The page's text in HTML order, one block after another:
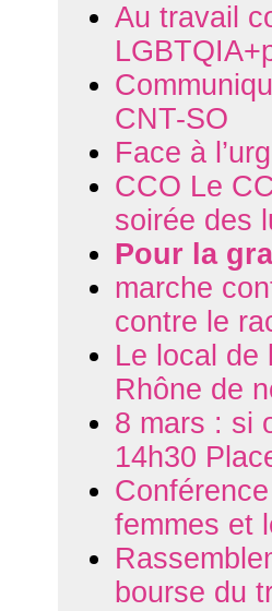
Au travail
CNT-SO
Face à
CCO Le
soirée des
Pour la
marche
contre le
Le local de
Rhône de
8 mars : si
14h30
femmes et
bourse du